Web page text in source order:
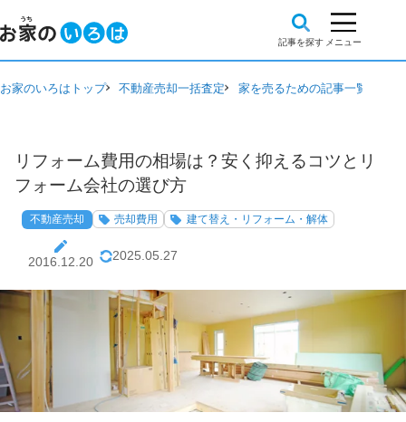
お家のいろはトップ 不動産売却一括査定 家を売るための記事一覧
リフォーム費用の相場は？安く抑えるコツとリ
フォーム会社の選び方
不動産売却 売却費用 建て替え・リフォーム・解体
2016.12.20 2025.05.27